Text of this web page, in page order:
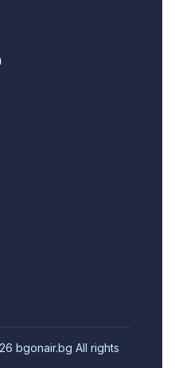
bgonair.bg All rights